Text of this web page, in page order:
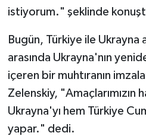
istiyorum." şeklinde
Bugün, Türkiye ile Ukrayna
arasında Ukrayna'nın
içeren bir muhtıranın
Zelenskiy,
Ukrayna'yı hem Türkiye
yapar." dedi.